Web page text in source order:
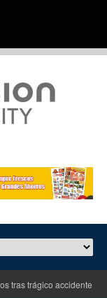
accidente de